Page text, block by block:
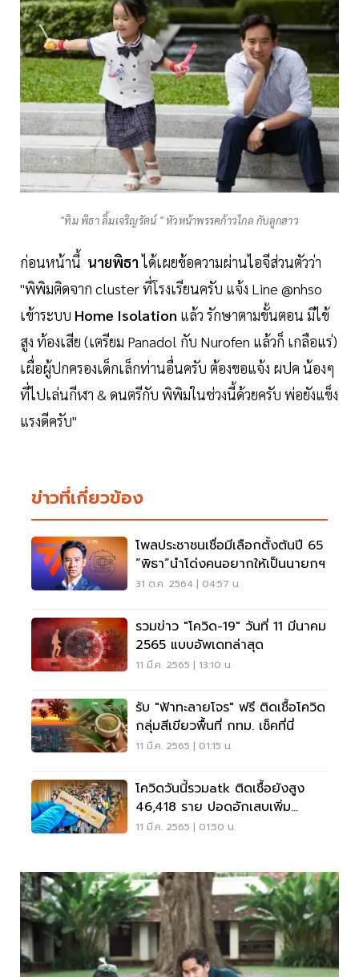
"ทิม พิธา ลิ้มเจริญรัตน์ " หัวหน้าพรรคก้าวไกล กับลูกสาว
ก่อนหน้านี้ นายพิธาได้เผยข้อความผ่านไอจีส่วนตัวว่า
"พิพิมติดจาก cluster ที่โรงเรียนครับ แจ้ง Line @nhso
เข้าระบบ Home Isolation แล้ว รักษาตามขั้นตอน มีไข้
สูง ท้องเสีย (เตรียม Panadol กับ Nurofen แล้วก็ เกลือแร่)
เผื่อผู้ปกครองเด็กเล็กท่านอื่นครับ ต้องขอแจ้ง ผปค น้องๆ
ที่ไปเล่นกีฬา & ดนตรีกับ พิพิมในช่วงนี้ด้วยครับ พ่อยังแข็ง
แรงดีครับ"
ข่าวที่เกี่ยวข้อง
โพลประชาชนเชื่อมีเลือกตั้งต้นปี 65
“พิธา”นำโด่งคนอยากให้เป็นนายกฯ
31 ต.ค. 2564 | 04:57 น.
รวมข่าว "โควิด-19" วันที่ 11 มีนาคม
2565 แบบอัพเดทล่าสุด
11 มี.ค. 2565 | 13:10 น.
รับ "ฟ้าทะลายโจร" ฟรี ติดเชื้อโควิด
กลุ่มสีเขียวพื้นที่ กทม. เช็คที่นี่
11 มี.ค. 2565 | 01:15 น.
โควิดวันนี้รวมatk ติดเชื้อยังสูง
46,418 ราย ปอดอักเสบเพิ่ม
12.55%
11 มี.ค. 2565 | 01:50 น.